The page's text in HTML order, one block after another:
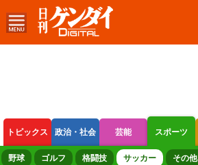
トピックス 政治・社会 芸能 スポーツ
ボートレース 競輪 オートレース
野球 ゴルフ 格闘技 サッカー その他